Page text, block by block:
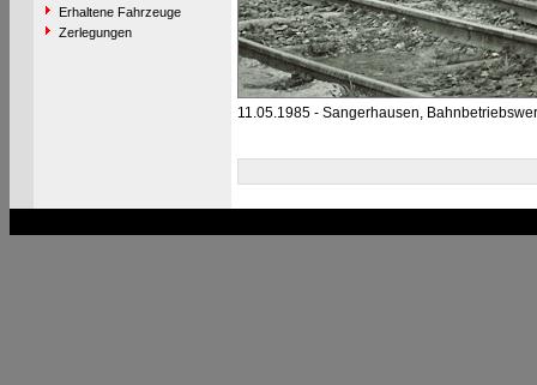
Erhaltene Fahrzeuge
Zerlegungen
11.05.1985 - Sangerhausen,